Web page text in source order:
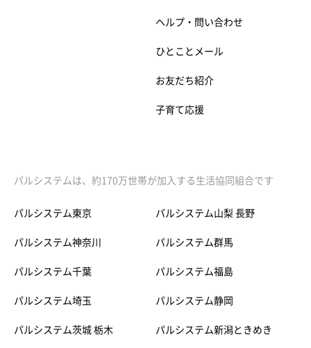
ヘルプ・問い合わせ
ひとことメール
お友だち紹介
子育て応援
パルシステムは、約170万世帯が加入する生活協同組合です
パルシステム東京
パルシステム神奈川
パルシステム千葉
パルシステム埼玉
パルシステム茨城 栃木
パルシステム山梨 長野
パルシステム群馬
パルシステム福島
パルシステム静岡
パルシステム新潟ときめき